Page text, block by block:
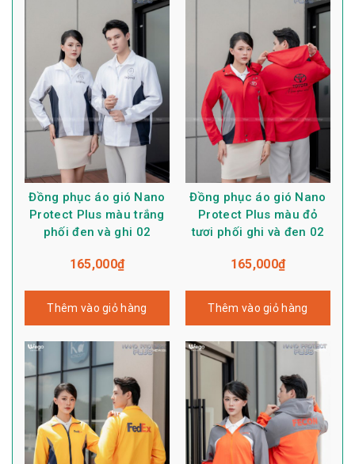
Đồng phục áo gió Nano
Protect Plus màu trắng
phối đen và ghi 02
165,000₫
Thêm vào giỏ hàng
Đồng phục áo gió Nano
Protect Plus màu đỏ
tươi phối ghi và đen 02
165,000₫
Thêm vào giỏ hàng